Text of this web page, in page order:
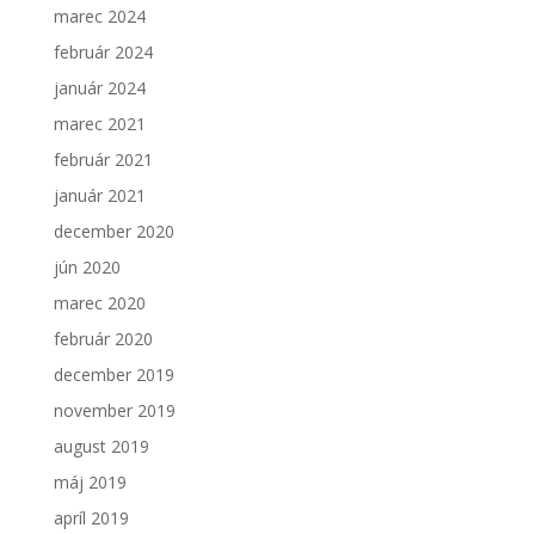
marec 2024
február 2024
január 2024
marec 2021
február 2021
január 2021
december 2020
jún 2020
marec 2020
február 2020
december 2019
november 2019
august 2019
máj 2019
apríl 2019